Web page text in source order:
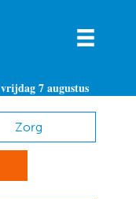
vrijdag 7 augustus
Zorg